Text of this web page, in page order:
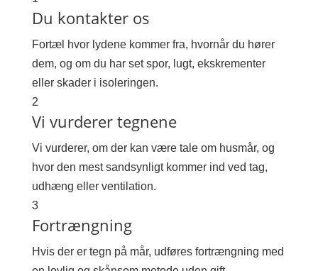
Du kontakter os
Fortæl hvor lydene kommer fra, hvornår du hører
dem, og om du har set spor, lugt, ekskrementer
eller skader i isoleringen.
2
Vi vurderer tegnene
Vi vurderer, om der kan være tale om husmår, og
hvor den mest sandsynligt kommer ind ved tag,
udhæng eller ventilation.
3
Fortrængning
Hvis der er tegn på mår, udføres fortrængning med